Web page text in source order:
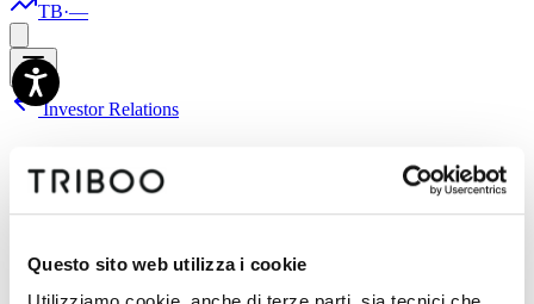
Questo sito web utilizza i cookie
TB·—
Investor Relations
degli Azionisti di Triboo S.p.A., unitamente ai relativi documenti
informativi, alle relazioni illustrative degli amministratori, ai moduli